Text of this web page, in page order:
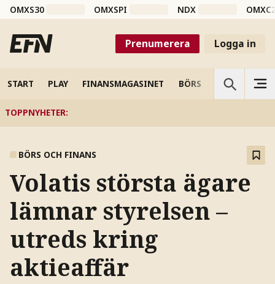
OMXS30 OMXSPI NDX
Prenumerera Logga in
START PLAY FINANSMAGASINET BÖRS VETENSKAP
TOPPNYHETER:
BÖRS OCH FINANS
Volatis största ägare
lämnar styrelsen –
utreds kring
aktieaffär